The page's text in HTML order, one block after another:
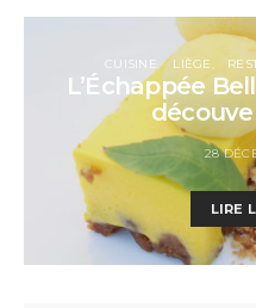
CUISINE LIÈGE
L’Échappée
28
LIRE